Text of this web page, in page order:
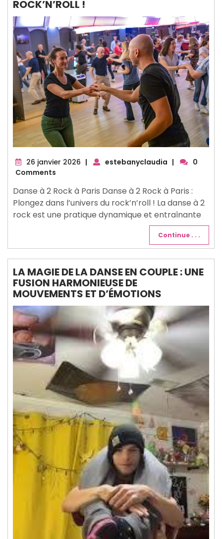
ROCK’N’ROLL !
26 janvier 2026 26
| estebanyclaudia |
0
Comments
Danse à 2 Rock à Paris Danse à 2 Rock à Paris :
Plongez dans l’univers du rock’n’roll ! La danse à 2
rock est une pratique dynamique et entraînante
Continue . . .
LA MAGIE DE LA DANSE EN COUPLE : UNE
FUSION HARMONIEUSE DE
MOUVEMENTS ET D’ÉMOTIONS